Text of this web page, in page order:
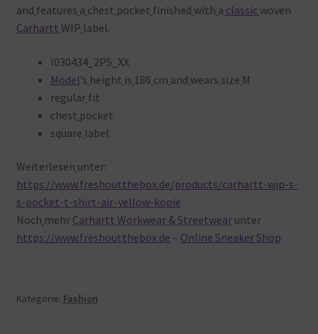
and features a chest pocket finished with a classic woven
Carhartt WIP label.
I030434_2P5_XX
Model’s height is 186 cm and wears size M
regular fit
chest pocket
square label
Weiterlesen unter:
https://www.freshoutthebox.de/products/carhartt-wip-s-
s-pocket-t-shirt-air-yellow-kopie
Noch mehr Carhartt Workwear & Streetwearunter
https://www.freshoutthebox.de – Online Sneaker Shop
Kategorie: Fashion